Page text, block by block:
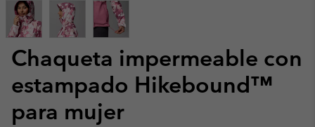
Chaqueta impermeable con
estampado Hikebound™
para mujer